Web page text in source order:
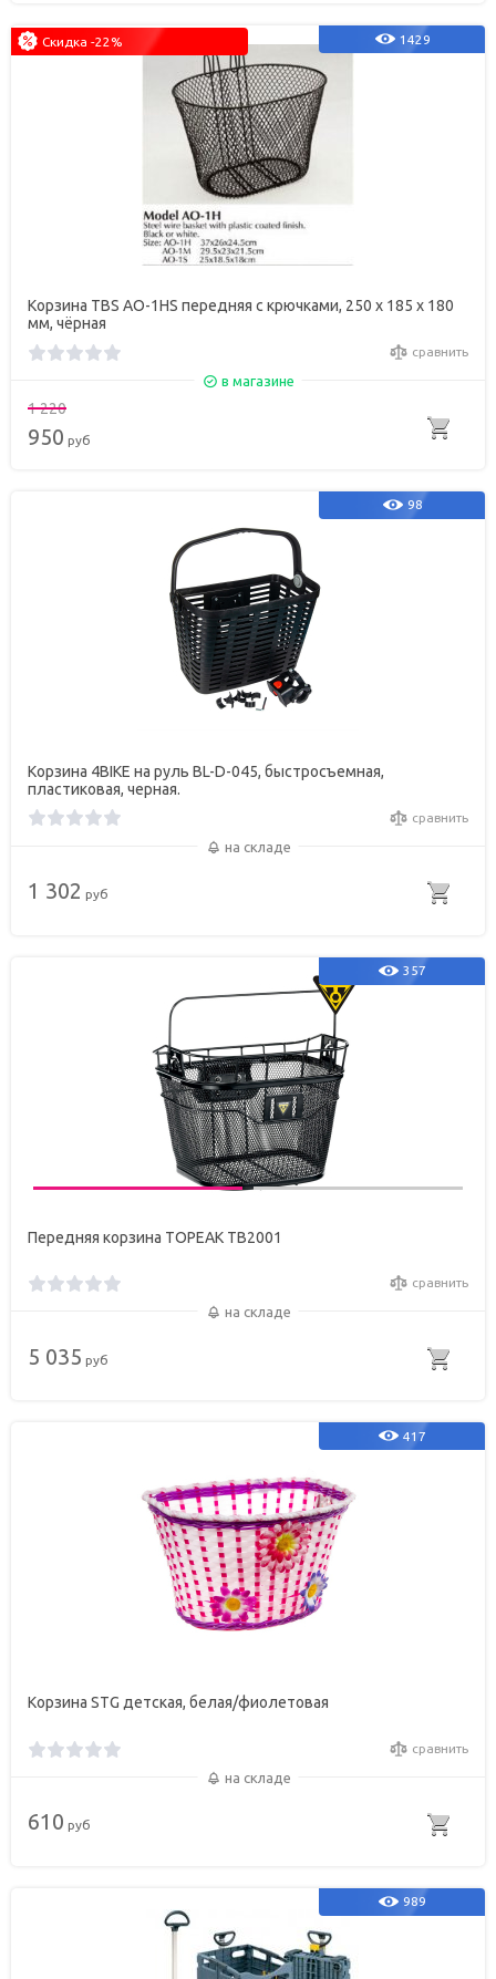
1429
Скидка -22%
Корзина TBS AO-1HS передняя с крючками, 250 х 185 х 180
мм, чёрная
сравнить
в магазине
1 220
950 руб
98
Корзина 4BIKE на руль BL-D-045, быстросъемная,
пластиковая, черная.
сравнить
на складе
1 302 руб
357
Передняя корзина TOPEAK TB2001
сравнить
на складе
5 035 руб
417
Корзина STG детская, белая/фиолетовая
сравнить
на складе
610 руб
989